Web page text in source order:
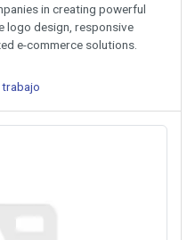
in creating powerful
logo design, responsive
e-commerce solutions.